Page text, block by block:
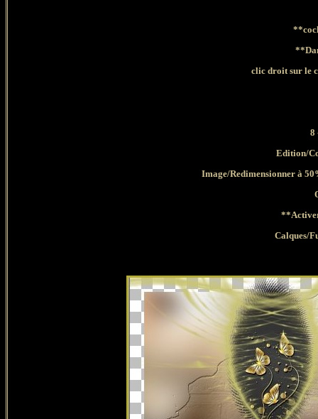
clic droit sur le
8
Edition/
Image/Redimensionner à
Calques/